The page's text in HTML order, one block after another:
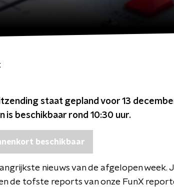
staat gepland voor 13
is beschikbaar rond 10:30 uur.
beschikbaar
nieuws van de afgelopen week.
en de tofste reports van onze FunX